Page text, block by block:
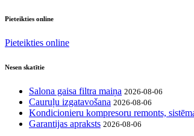
Pieteikties online
Pieteikties online
Nesen skatītie
Salona gaisa filtra maiņa 2026-08-06
Cauruļu izgatavošana 2026-08-06
Kondicionieru kompresoru remonts,
Garantijas apraksts 2026-08-06